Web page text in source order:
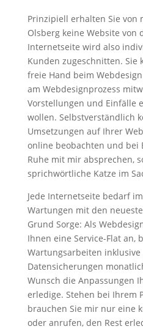
Prinzipiell erhalten Sie von
Olsberg keine Website von
Internetseite wird also
Kunden zugeschnitten. Sie
freie Hand beim
am Webdesignprozess
Vorstellungen und Einfälle
wollen. Selbstverständlich
Umsetzungen auf Ihrer
online beobachten und bei
Ruhe mit mir absprechen,
sprichwörtliche Katze im
Jede Internetseite bedarf
Wartungen mit den
Grund Sorge: Als
Ihnen eine Service-Flat an,
Wartungsarbeiten inklusive
Datensicherungen
Wunsch die Anpassungen
erledige. Stehen bei Ihrem
brauchen Sie mir nur eine
oder anrufen, den Rest